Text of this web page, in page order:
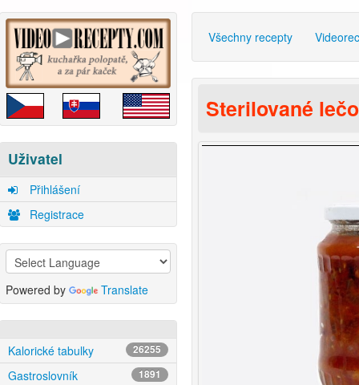
Uživatel
Přihlášení
Registrace
Powered by Translate
Kalorické tabulky 26255
Gastroslovník 1891
Všechny recepty
Sterilované lečo